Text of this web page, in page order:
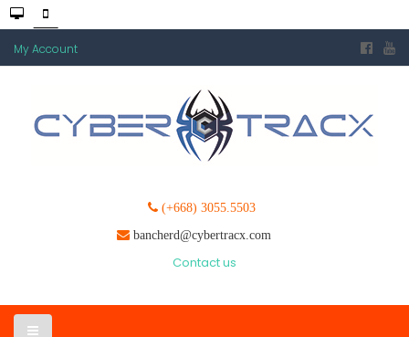
My Account
(+668) 3055.5503
bancherd@cybertracx.com
Contact us